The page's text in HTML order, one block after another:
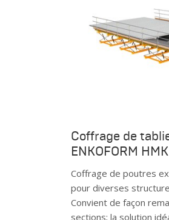
Coffrage de
ENKOFORM HMK
Coffrage de poutres
pour diverses
Convient de façon
sections; la solution